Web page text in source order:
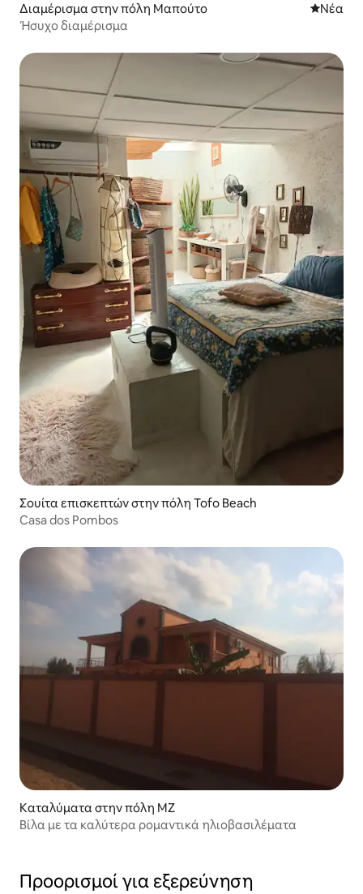
Διαμέρισμα στην πόλη Μαπούτο Νέος
Νέα
Ήσυχο διαμέρισμα
Σουίτα επισκεπτών στην πόλη Tofo Beach
Casa dos Pombos
Καταλύματα στην πόλη MZ
Βίλα με τα καλύτερα ρομαντικά ηλιοβασιλέματα
Προορισμοί για εξερεύνηση